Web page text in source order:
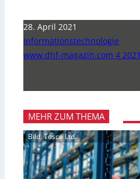
28. April 2021
Informationstechnologie
www.dhf-magazin.com 4 2021
MEHR ZUM THEMA
Bild: Tosca Ltd.